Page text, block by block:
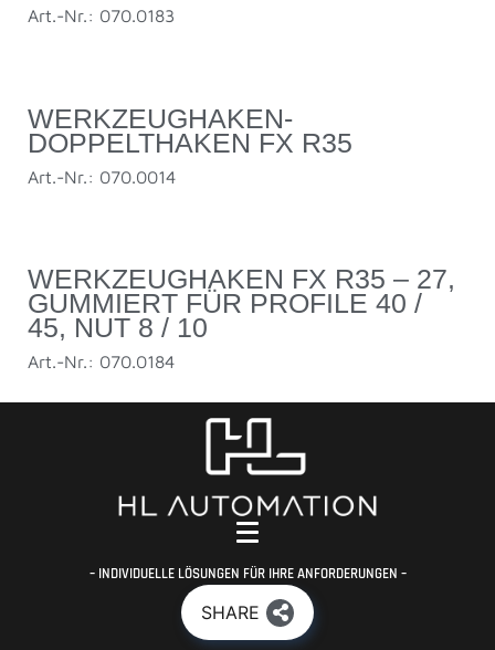
Art.-Nr.: 070.0183
WERKZEUGHAKEN-
DOPPELTHAKEN FX R35
Art.-Nr.: 070.0014
WERKZEUGHAKEN FX R35 – 27,
GUMMIERT FÜR PROFILE 40 /
45, NUT 8 / 10
Art.-Nr.: 070.0184
– INDIVIDUELLE LÖSUNGEN FÜR IHRE ANFORDERUNGEN –
SHARE